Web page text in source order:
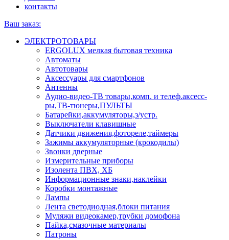
контакты
Ваш заказ:
ЭЛЕКТРОТОВАРЫ
ERGOLUX мелкая бытовая техника
Автоматы
Автотовары
Аксессуары для смартфонов
Антенны
Аудио-видео-ТВ товары,комп. и телеф.аксесс-
ры,ТВ-тюнеры,ПУЛЬТЫ
Батарейки,аккумуляторы,з/устр.
Выключатели клавишные
Датчики движения,фотореле,таймеры
Зажимы аккумуляторные (крокодилы)
Звонки дверные
Измерительные приборы
Изолента ПВХ, ХБ
Информационные знаки,наклейки
Коробки монтажные
Лампы
Лента светодиодная,блоки питания
Муляжи видеокамер,трубки домофона
Пайка,смазочные материалы
Патроны